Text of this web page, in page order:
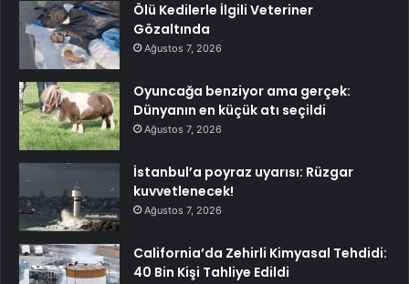
Ölü Kedilerle İlgili Veteriner
Gözaltında
Ağustos 7, 2026
Oyuncağa benziyor ama gerçek:
Dünyanın en küçük atı seçildi
Ağustos 7, 2026
İstanbul’a poyraz uyarısı: Rüzgar
kuvvetlenecek!
Ağustos 7, 2026
California’da Zehirli Kimyasal Tehdidi:
40 Bin Kişi Tahliye Edildi